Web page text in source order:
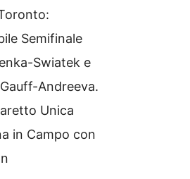
Semifinale
Swiatek e
Andreeva.
Unica
in Campo con